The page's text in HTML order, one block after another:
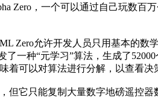
Zero，一个可以通过自己玩数百
Zero允许开发人员只用基本的数
一种“元学习”算法，生成了
可以对算法进行分解，以查看决
它只能复制大量数字地磅遥控